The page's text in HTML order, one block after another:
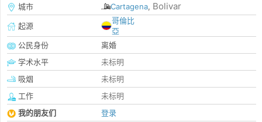
城市
Cartagena, Bolivar
起源
哥倫比
亞
公民身份
离婚
学术水平
未标明
吸烟
未标明
工作
未标明
我的朋友们
登录